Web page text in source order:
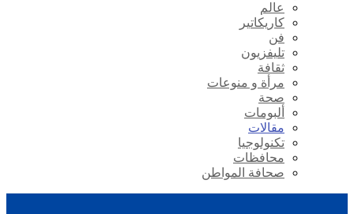
عالم
كاريكاتير
فن
تليفزيون
ثقافة
مرأة و منوعات
صحة
ألبومات
مقالات
تكنولوجيا
محافظات
صحافة المواطن